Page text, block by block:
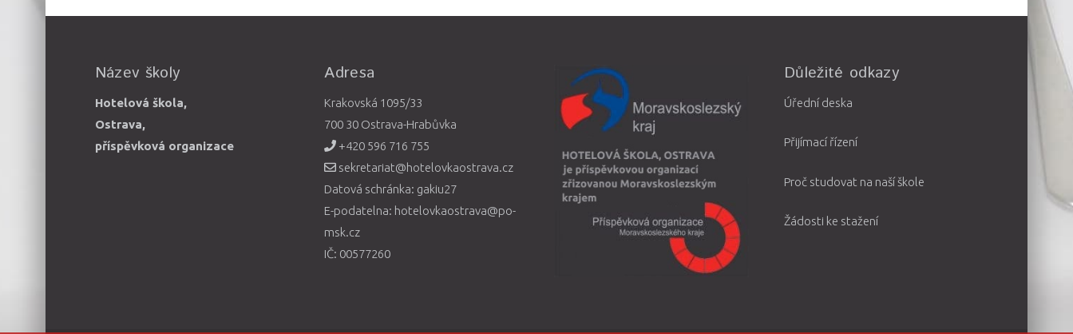
Název školy
Hotelová škola,
Ostrava,
příspěvková organizace
Adresa
Krakovská 1095/33
700 30 Ostrava-Hrabůvka
+420 596 716 755
sekretariat@hotelovkaostrava.cz
Datová schránka: gakiu27
E-podatelna: hotelovkaostrava@po-
msk.cz
IČ: 00577260
Důležité odkazy
Úřední deska
Přijímací řízení
Proč studovat na naší škole
Žádosti ke stažení